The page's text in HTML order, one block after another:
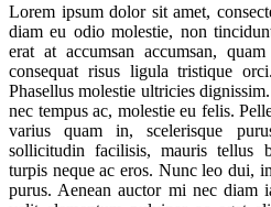
Lorem ipsum dolor sit amet,
diam eu odio molestie, non
erat at accumsan accumsan,
consequat risus ligula tristique
Phasellus molestie ultricies
nec tempus ac, molestie eu felis.
varius quam in, scelerisque
sollicitudin facilisis, mauris tellus
turpis neque ac eros. Nunc leo dui,
purus. Aenean auctor mi nec diam